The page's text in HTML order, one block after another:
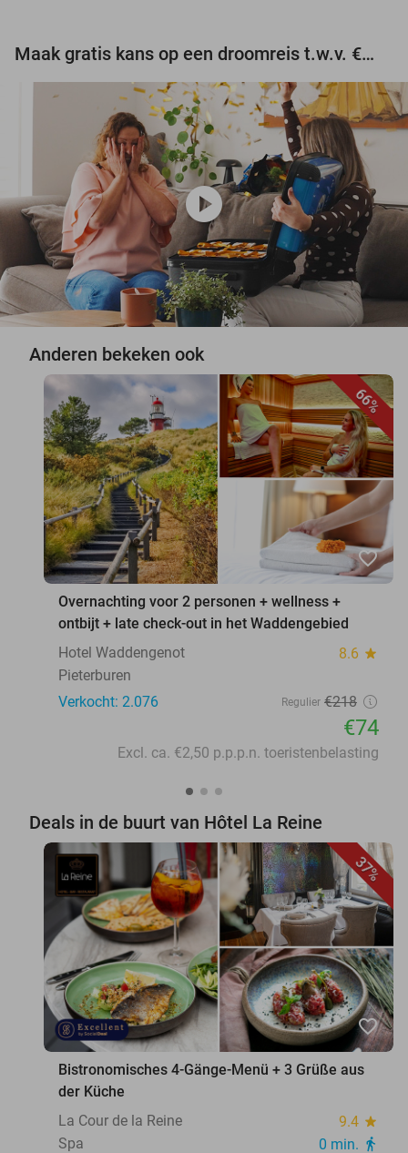
Maak gratis kans op een droomreis t.w.v. €3.000!
play_circle
Anderen bekeken ook
66%
favorite_border
Overnachting voor 2 personen + wellness +
ontbijt + late check-out in het Waddengebied
Hotel Waddengenot
8.6 star
Pieterburen
Verkocht: 2.076
Regulier €218
€74
Excl. ca. €2,50 p.p.p.n. toeristenbelasting
Deals in de buurt van Hôtel La Reine
37%
favorite_border
Bistronomisches 4-Gänge-Menü + 3 Grüße aus
der Küche
La Cour de la Reine
9.4 star
Spa 0 min. directions_walk